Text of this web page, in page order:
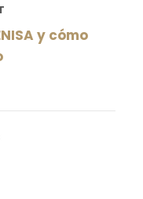
y cómo